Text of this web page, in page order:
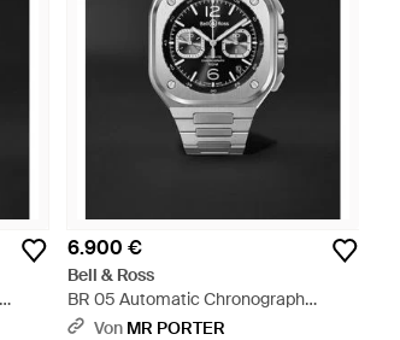
6.900 €
Bell & Ross
BR 05 Automatic Chronograph
Stainless Steel Watch - Schwarz
Von MR PORTER